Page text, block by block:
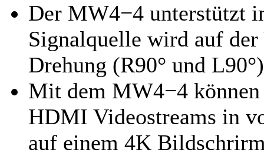
Der MW4−4 unterstützt
Signalquelle wird auf
Drehung (R90° und
Mit dem MW4−4 können
HDMI Videostreams in
auf einem 4K